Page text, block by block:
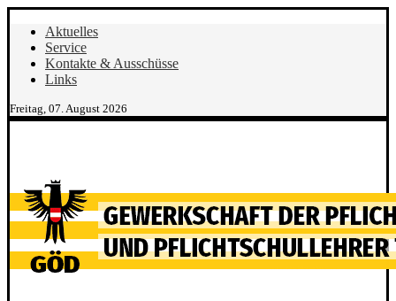
Aktuelles
Service
Kontakte & Ausschüsse
Links
Freitag, 07. August 2026